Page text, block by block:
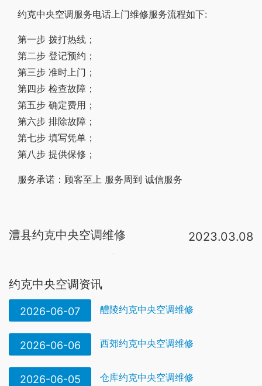
约克中央空调服务电话上门维修服务流程如下:
第一步 拨打热线；
第二步 登记预约；
第三步 准时上门；
第四步 检查故障；
第五步 确定费用；
第六步 排除故障；
第七步 填写凭单；
第八步 提供保修；
服务承诺：顾客至上 服务周到 诚信服务
澧县约克中央空调维修 2023.03.08
约克中央空调资讯
2026-06-07 醴陵约克中央空调维修
2026-06-06 西郊约克中央空调维修
2026-06-05 仓库约克中央空调维修